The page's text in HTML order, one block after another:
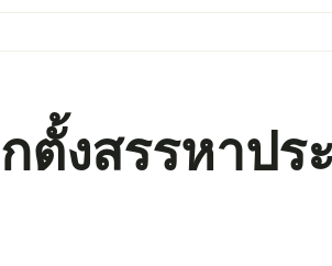
ตั้งสรรหาป